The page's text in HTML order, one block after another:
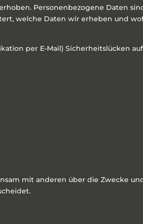
Personenbezogene Daten
welche Daten wir erheben und
per E-Mail) Sicherheitslücken
mit anderen über die Zwecke